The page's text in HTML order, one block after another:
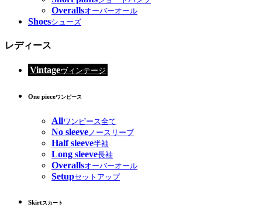
Overallsオーバーオール
Shoesシューズ
レディース
Vintageヴィンテージ
One pieceワンピース
Allワンピース全て
No sleeve ノースリーブ
Half sleeve半袖
Long sleeve長袖
Overallsオーバーオール
Setupセットアップ
Skirtスカート